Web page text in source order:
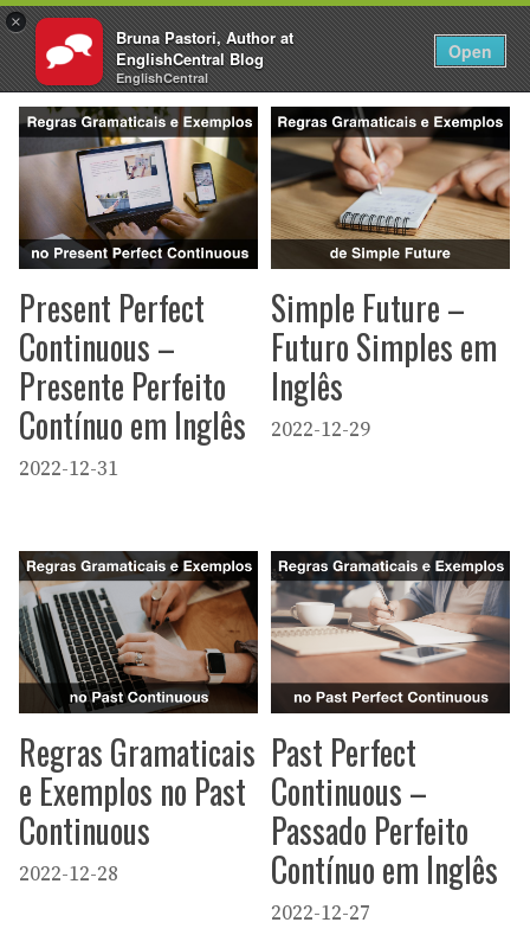
×
Bruna Pastori, Author at
EnglishCentral Blog
EnglishCentral
Open
Fazer login PT
Pular
para
conteúdo
Present Perfect
Continuous –
Presente Perfeito
Contínuo em Inglês
2022-12-31
Simple Future –
Futuro Simples em
Inglês
2022-12-29
Regras Gramaticais
e Exemplos no Past
Continuous
2022-12-28
Past Perfect
Continuous –
Passado Perfeito
Contínuo em Inglês
2022-12-27